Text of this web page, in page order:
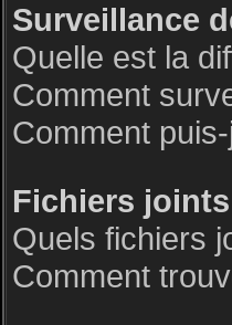
Surveillance
Quelle est la
Comment
Comment
Fichiers joints
Quels fichiers
Comment